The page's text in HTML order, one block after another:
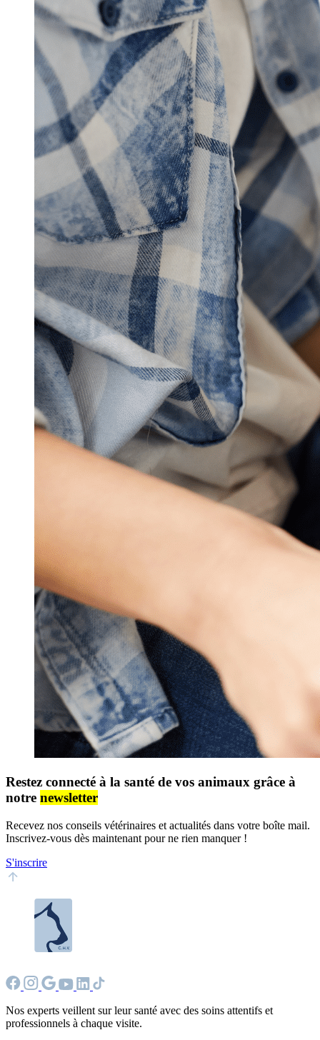
Restez connecté à la santé de vos animaux grâce à
notre newsletter
Recevez nos conseils vétérinaires et actualités dans votre boîte mail.
Inscrivez-vous dès maintenant pour ne rien manquer !
S'inscrire
Nos experts veillent sur leur santé avec des soins attentifs et
professionnels à chaque visite.